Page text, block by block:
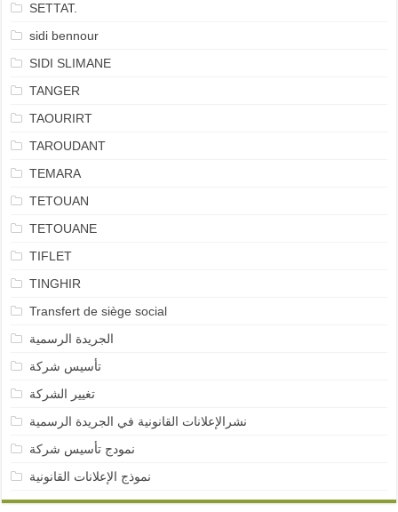
SETTAT.
sidi bennour
SIDI SLIMANE
TANGER
TAOURIRT
TAROUDANT
TEMARA
TETOUAN
TETOUANE
TIFLET
TINGHIR
Transfert de siège social
الجريدة الرسمية
تأسيس شركة
تغيير الشركة
نشرالإعلانات القانونية في الجريدة الرسمية
نمودج تأسيس شركة
نموذج الإعلانات القانونية